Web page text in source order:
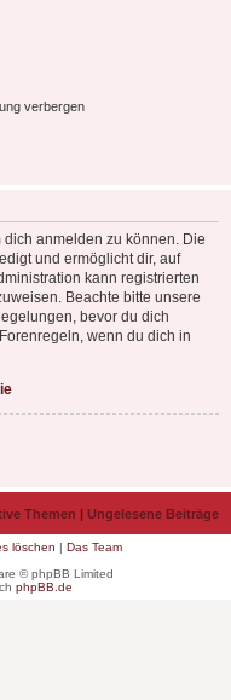
verbergen
anmelden zu können. Die
und ermöglicht dir, auf
kann registrierten
Beachte bitte unsere
bevor du dich
wenn du dich in
Themen | Ungelesene Beiträge
löschen | Das Team
© phpBB Limited
phpBB.de